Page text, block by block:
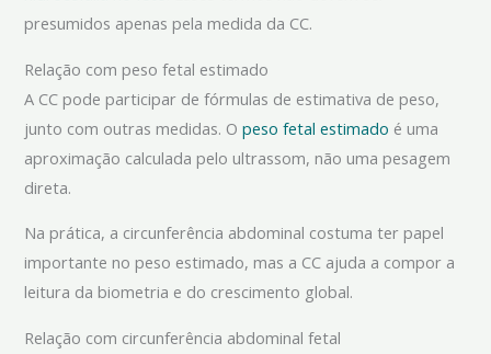
presumidos apenas pela medida da CC.
Relação com peso fetal estimado
A CC pode participar de fórmulas de estimativa de peso,
junto com outras medidas. Opeso fetal estimado é uma
aproximação calculada pelo ultrassom, não uma pesagem
direta.
Na prática, a circunferência abdominal costuma ter papel
importante no peso estimado, mas a CC ajuda a compor a
leitura da biometria e do crescimento global.
Relação com circunferência abdominal fetal